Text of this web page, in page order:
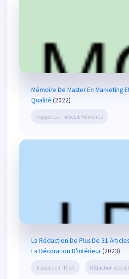
Mémoire De Master En Marketing
Qualité (2022)
Rapports / Thèses & Mémoires
La Rédaction De Plus De 31
La Décoration D'intérieur(2023)
Traduction FR-EN Rédaction web &